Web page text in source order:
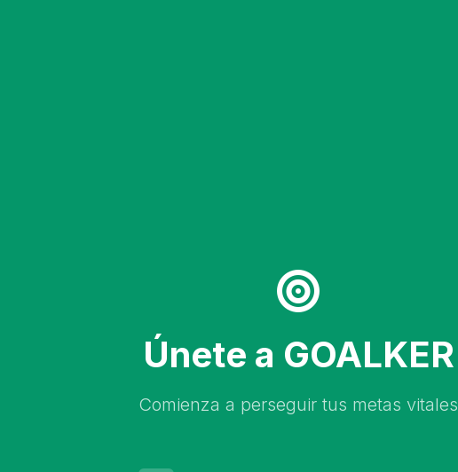
Únete a GOALKER
Comienza a perseguir tus metas vitales